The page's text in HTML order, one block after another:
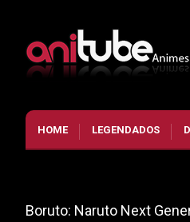
HOME LEGENDADOS
Boruto: Naruto Next